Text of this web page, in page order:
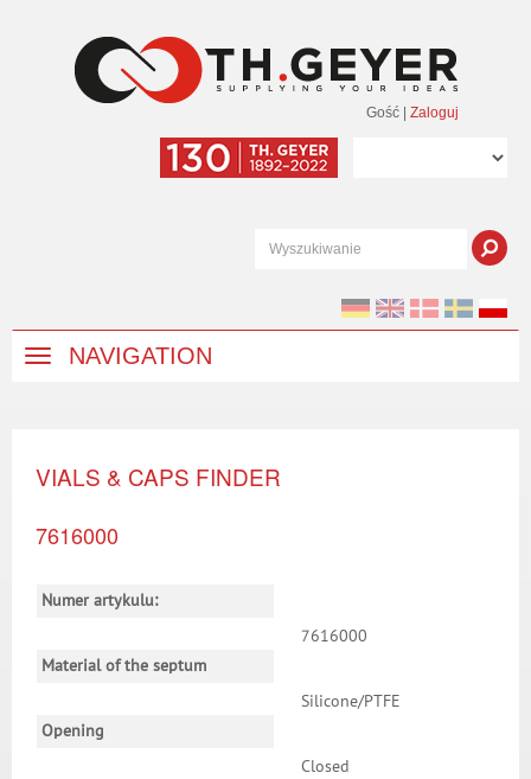
Gość Zaloguj
NAVIGATION
VIALS & CAPS FINDER
7616000
Numer artykulu:
7616000
Material of the septum
Silicone/PTFE
Opening
Closed